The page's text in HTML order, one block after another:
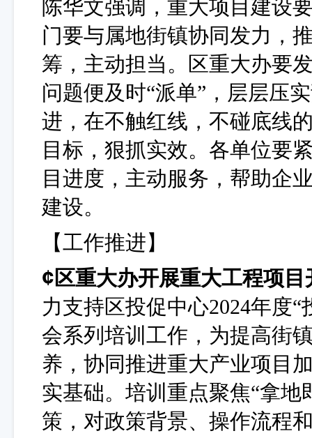
陈华文强调，重大项目建设
门要与属地街镇协同发力，
筹，主动担当。区重大办要
问题便及时“派单”，层层压
进，在不触红线，不碰底线
目标，狠抓实效。各单位要
目进度，主动服务，帮助企
建设。
【工作推进】
¢区重大办开展重大工程项
力支持区投促中心2024年度
会系列培训工作，为提高街
养，协同推进重大产业项目
实基础。培训重点聚焦“拿地
策，对政策背景、操作流程